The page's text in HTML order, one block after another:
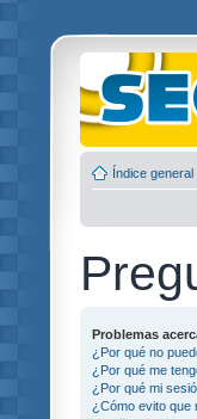
Índice general
Problemas
¿Por qué no
¿Por qué me
¿Por qué mi
¿Cómo evito que